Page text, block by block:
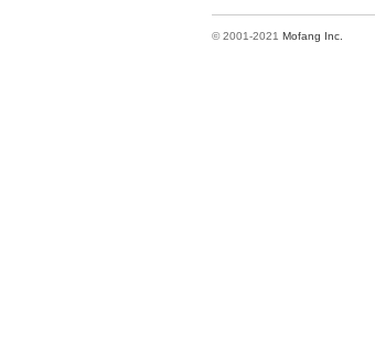
© 2001-2021 Mofang Inc.